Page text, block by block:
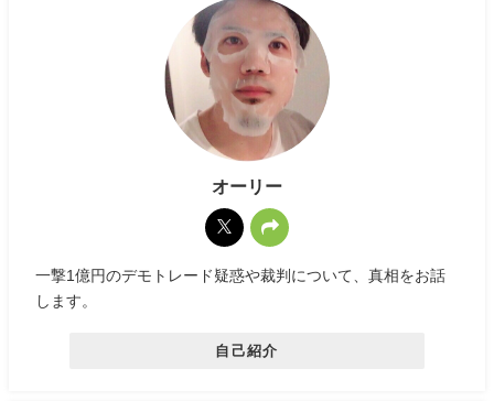
オーリー
一撃1億円のデモトレード疑惑や裁判について、真相をお話
します。
自己紹介